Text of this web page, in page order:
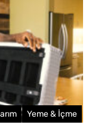
Yeme & İçme